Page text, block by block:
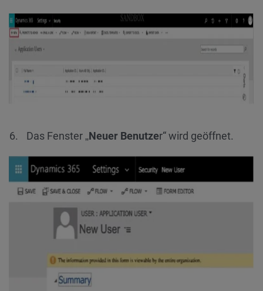
Das Fenster „Neuer Benutzer“ wird geöffnet.